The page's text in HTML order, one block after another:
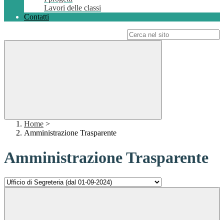
Lavori delle classi
Contatti
Home >
Amministrazione Trasparente
Amministrazione Trasparente